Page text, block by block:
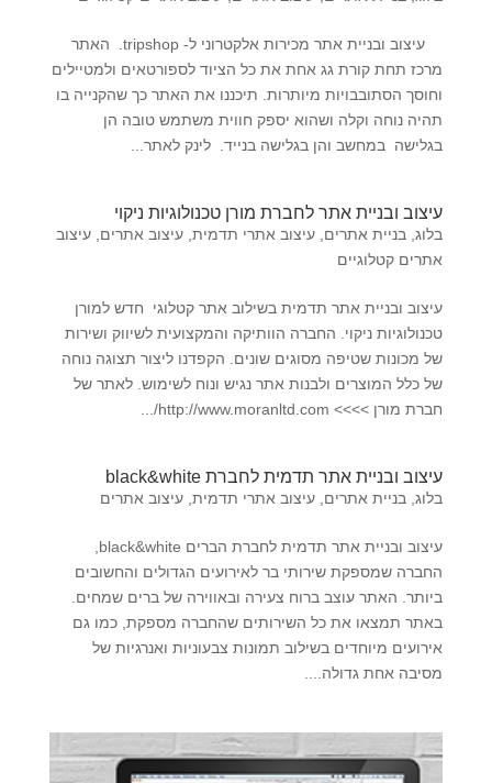
עיצוב ובניית אתר מכירות אלקטרוני ל- tripshop. האתר
מרכז תחת קורת גג אחת את כל הציוד לספורטאים ולמטיילים
וחוסך הסתובבויות מיותרות. תיכננו את האתר כך שהקנייה בו
תהיה נוחה וקלה ושהוא יספק חווית משתמש טובה הן
בגלישה במחשב והן בגלישה בנייד. לינק לאתר...
עיצוב ובניית אתר לחברת מורן טכנולוגיות ניקוי
בלוג, בניית אתרים, עיצוב אתרי תדמית, עיצוב אתרים, עיצוב
אתרים קטלוגיים
עיצוב ובניית אתר תדמית בשילוב אתר קטלוגי חדש למורן
טכנולוגיות ניקוי. החברה הוותיקה והמקצועית לשיווק ושירות
של מכונות שטיפה מסוגים שונים. הקפדנו ליצור תצוגה נוחה
של כלל המוצרים ולבנות אתר נגיש ונוח לשימוש. לאתר של
חברת מורן >>>> http://www.moranltd.com/...
עיצוב ובניית אתר תדמית לחברת black&white
בלוג, בניית אתרים, עיצוב אתרי תדמית, עיצוב אתרים
עיצוב ובניית אתר תדמית לחברת הברים black&white,
החברה שמספקת שירותי בר לאירועים הגדולים והחשובים
ביותר. האתר עוצב ברוח צעירה ובאווירה של ברים שמחים.
באתר תמצאו את כל השירותים שהחברה מספקת, כמו גם
אירועים מיוחדים בשילוב תמונות צבעוניות ואנרגיות של
מסיבה אחת גדולה....